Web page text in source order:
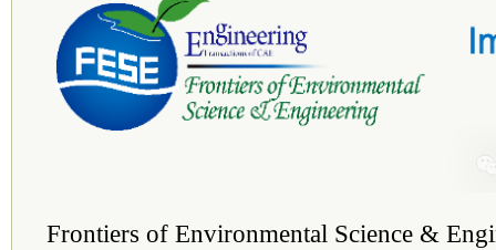
Frontiers of Environmental Science &